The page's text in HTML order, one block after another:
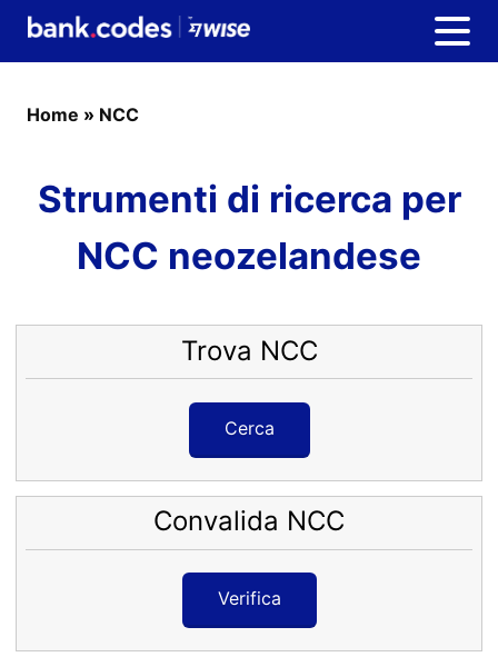
Home » NCC
Strumenti di ricerca per
NCC neozelandese
Trova NCC
Cerca
Convalida NCC
Verifica